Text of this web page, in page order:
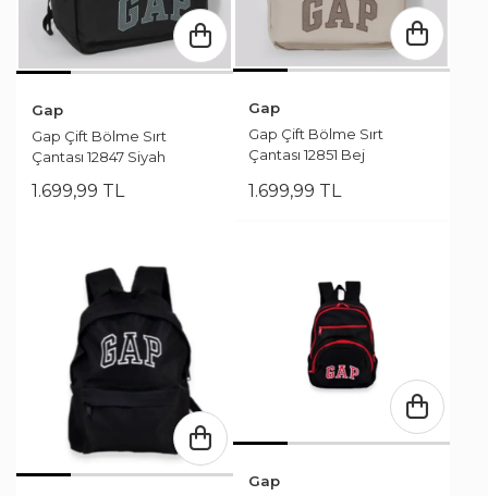
Gap
Gap Çift Bölme Sırt
Çantası 12847 Siyah
1.699,99 TL
Gap
Gap Çift Bölme Sırt
Çantası 12851 Bej
1.699,99 TL
Gap